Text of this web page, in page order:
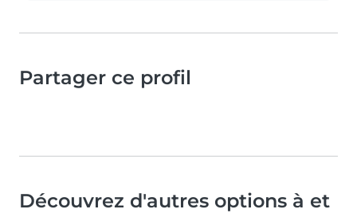
Partager ce profil
Découvrez d'autres options à et